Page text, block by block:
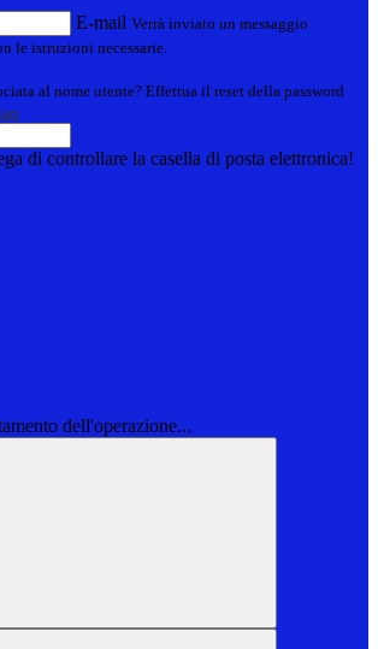
E-mail Verrà inviato un messaggio
le istruzioni necessarie.
al nome utente? Effettua il reset della password
di controllare la casella di posta elettronica!
dell'operazione...